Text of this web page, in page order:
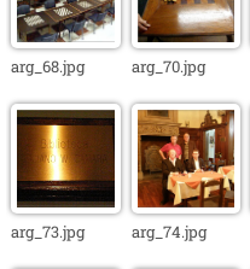
arg_68.jpg arg_70.jpg
arg_73.jpg arg_74.jpg